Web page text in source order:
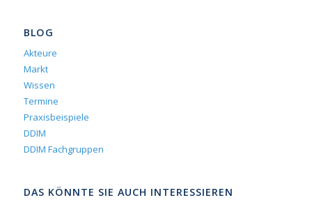
BLOG
Akteure
Markt
Wissen
Termine
Praxisbeispiele
DDIM
DDIM Fachgruppen
DAS KÖNNTE SIE AUCH INTERESSIEREN